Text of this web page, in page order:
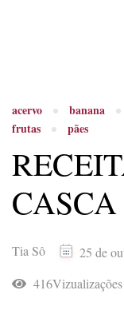
acervo banana
frutas
pães
Tia Sô 25 de
416Vizualizações